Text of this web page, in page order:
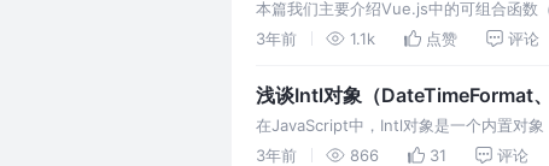
本篇我们主要介绍Vue.js中的可组合函
使用情况。
3年前 1.1k 点赞 评论
浅谈Intl对象（DateTimeFormat
在JavaScript中，Intl对象是一个内置对
RelativeTimeFormat.
3年前 866 31 评论